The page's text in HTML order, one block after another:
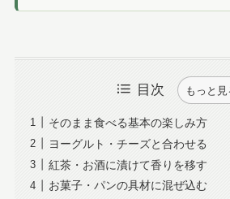
目次 もっと見
そのまま食べる基本の楽しみ方
ヨーグルト・チーズと合わせる
紅茶・お酒に漬けて香りを移す
お菓子・パンの具材に混ぜ込む